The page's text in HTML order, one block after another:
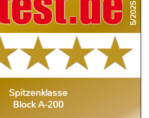
5/2025
Spitzenklasse
Block A-200